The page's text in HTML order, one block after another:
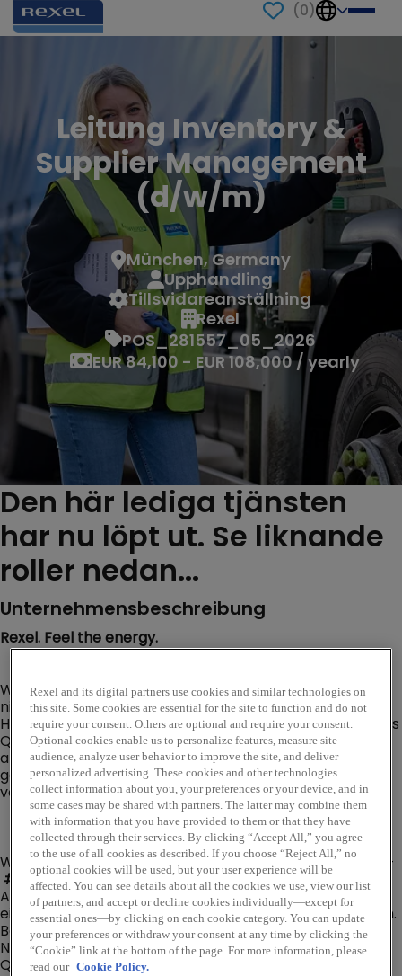
(0)
Leitung Inventory &
Supplier Management
(d/w/m)
München, Germany
Upphandling
Tillsvidareanställning
Rexel
POS_281557_05_2026
EUR 84,100 - EUR 108,000 / yearly
Den här lediga tjänsten
har nu löpt ut. Se liknande
roller nedan...
Unternehmensbeschreibung
Rexel. Feel the energy.
Willkommen bei Rexel Germany! Hier erwartet Dich
nicht nur ein Job, sondern eine spannende
Herausforderung in der Welt des Elektrogroßhandels. Als
Qualitätspartner für Industrie und Handwerk stehen wir
an der Seite unserer Kundinnen und Kunden, um
gemeinsam die Energiewende und die Digitalisierung
voranzutreiben.
Wir sind überzeugt von der Kraft der Zusammenarbeit –
#zusammenfür Deinen Erfolg! In unserem modernen
Arbeitsumfeld hast du die Möglichkeit, deine Ideen
einzubringen und Dich kontinuierlich weiterzuentwickeln.
Bei Rexel Germany profitierst Du von einem starken
Netzwerk und einem klaren Werteversprechen, das auf
Qualität, Dynamik und Menschlichkeit basiert.
Rexel and its digital partners use cookies and similar technologies on
this site. Some cookies are essential for the site to function and do not
require your consent. Others are optional and require your consent.
Optional cookies enable us to personalize features, measure site
audience, analyze user behavior to improve the site, and deliver
personalized advertising. These cookies and other technologies
collect information about you, your preferences or your device, and in
some cases may be shared with partners. The latter may combine them
with information that you have provided to them or that they have
collected through their services. By clicking “Accept All,” you agree
to the use of all cookies as described. If you choose “Reject All,” no
optional cookies will be used, but your user experience will be
affected. You can see details about all the cookies we use, view our list
of partners, and accept or decline cookies individually—except for
essential ones—by clicking on each cookie category. You can update
your preferences or withdraw your consent at any time by clicking the
“Cookie” link at the bottom of the page. For more information, please
read our Cookie Policy.